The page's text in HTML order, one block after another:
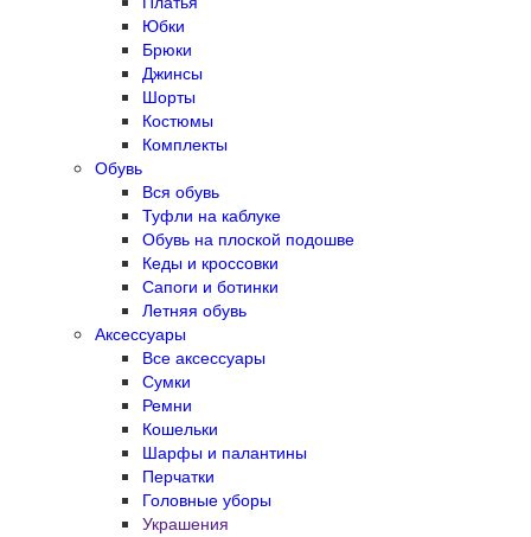
Юбки
Брюки
Джинсы
Шорты
Костюмы
Комплекты
Обувь
Вся обувь
Туфли на каблуке
Обувь на плоской подошве
Кеды и кроссовки
Сапоги и ботинки
Летняя обувь
Аксессуары
Все аксессуары
Сумки
Ремни
Кошельки
Шарфы и палантины
Перчатки
Головные уборы
Украшения